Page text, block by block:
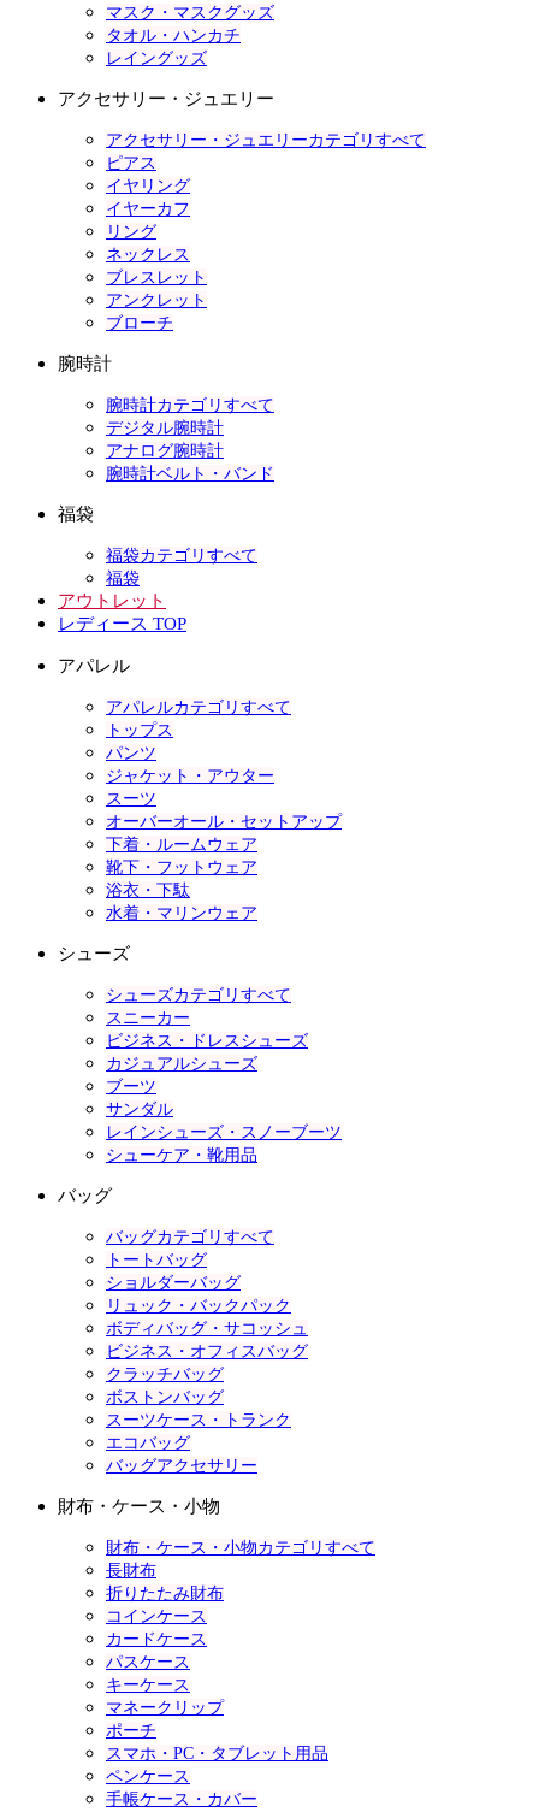
マスク・マスクグッズ
タオル・ハンカチ
レイングッズ
アクセサリー・ジュエリー
アクセサリー・ジュエリーカテゴリすべて
ピアス
イヤリング
イヤーカフ
リング
ネックレス
ブレスレット
アンクレット
ブローチ
腕時計
腕時計カテゴリすべて
デジタル腕時計
アナログ腕時計
腕時計ベルト・バンド
福袋
福袋カテゴリすべて
福袋
アウトレット
レディース TOP
アパレル
アパレルカテゴリすべて
トップス
パンツ
ジャケット・アウター
スーツ
オーバーオール・セットアップ
下着・ルームウェア
靴下・フットウェア
浴衣・下駄
水着・マリンウェア
シューズ
シューズカテゴリすべて
スニーカー
ビジネス・ドレスシューズ
カジュアルシューズ
ブーツ
サンダル
レインシューズ・スノーブーツ
シューケア・靴用品
バッグ
バッグカテゴリすべて
トートバッグ
ショルダーバッグ
リュック・バックパック
ボディバッグ・サコッシュ
ビジネス・オフィスバッグ
クラッチバッグ
ボストンバッグ
スーツケース・トランク
エコバッグ
バッグアクセサリー
財布・ケース・小物
財布・ケース・小物カテゴリすべて
長財布
折りたたみ財布
コインケース
カードケース
パスケース
キーケース
マネークリップ
ポーチ
スマホ・PC・タブレット用品
ペンケース
手帳ケース・カバー